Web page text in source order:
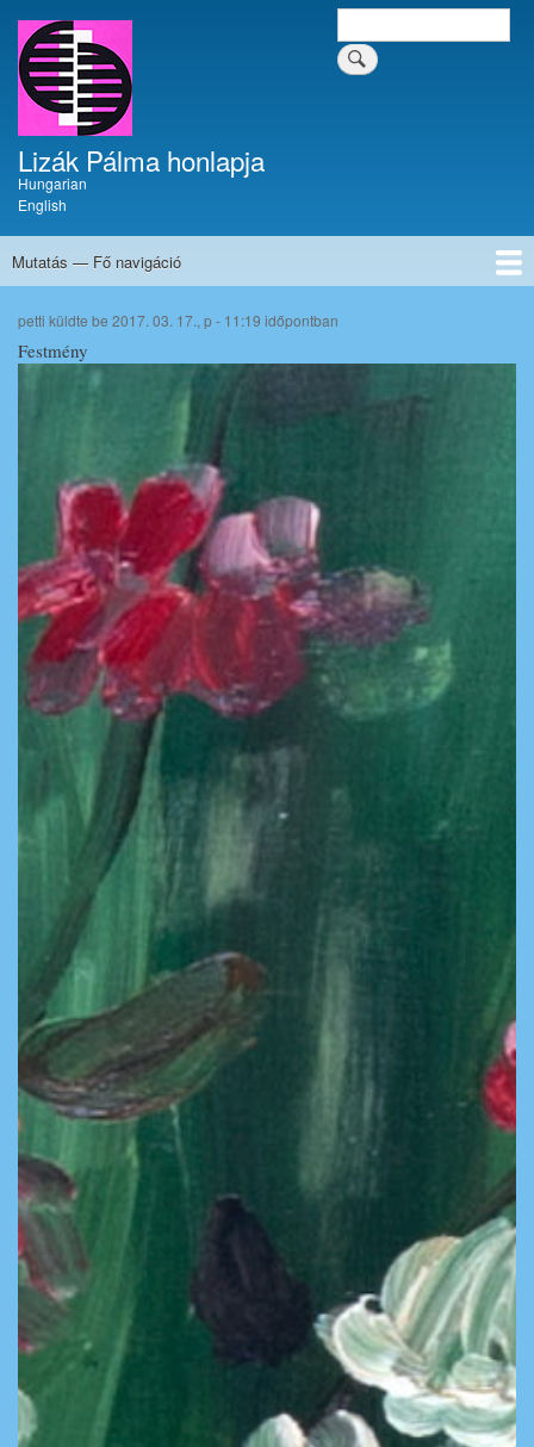
Keresés a tartalomban
Keresés
a
tartalomban
Lizák Pálma honlapja
Hungarian
English
Fő
Mutatás — Fő navigáció
Címlap
Krónika
Művészi pályafutás
Festmények
Tűzzománcok
Írások
Dokumentumok
Kapcsolat
petti küldte be 2017. 03. 17., p - 11:19 időpontban
Festmény